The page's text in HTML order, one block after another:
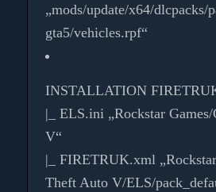
„mods/update/x64/
gta5/vehicles.rpf“
INSTALLATION
|_ ELS.ini „Rockstar
V“
|_ FIRETRUK.xml
Theft Auto V/ELS/